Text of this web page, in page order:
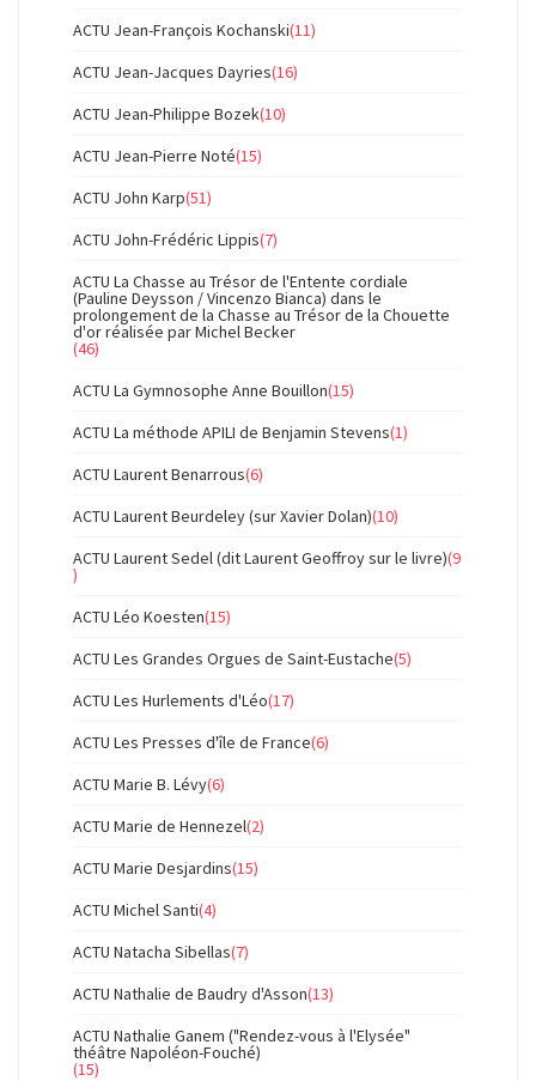
ACTU Jean-François Kochanski(11)
ACTU Jean-Jacques Dayries(16)
ACTU Jean-Philippe Bozek(10)
ACTU Jean-Pierre Noté(15)
ACTU John Karp(51)
ACTU John-Frédéric Lippis(7)
ACTU La Chasse au Trésor de l'Entente cordiale
(Pauline Deysson / Vincenzo Bianca) dans le
prolongement de la Chasse au Trésor de la Chouette
d'or réalisée par Michel Becker
(46)
ACTU La Gymnosophe Anne Bouillon(15)
ACTU La méthode APILI de Benjamin Stevens(1)
ACTU Laurent Benarrous(6)
ACTU Laurent Beurdeley (sur Xavier Dolan)(10)
ACTU Laurent Sedel (dit Laurent Geoffroy sur le livre)(9
)
ACTU Léo Koesten(15)
ACTU Les Grandes Orgues de Saint-Eustache(5)
ACTU Les Hurlements d'Léo(17)
ACTU Les Presses d'île de France(6)
ACTU Marie B. Lévy(6)
ACTU Marie de Hennezel(2)
ACTU Marie Desjardins(15)
ACTU Michel Santi(4)
ACTU Natacha Sibellas(7)
ACTU Nathalie de Baudry d'Asson(13)
ACTU Nathalie Ganem ("Rendez-vous à l'Elysée"
théâtre Napoléon-Fouché)
(15)